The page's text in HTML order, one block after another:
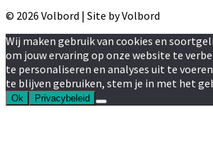
© 2026 Volbord | Site by Volbord
Wij maken gebruik van cookies en
om jouw ervaring op onze website te
te personaliseren en analyses uit te
te blijven gebruiken, stem je in met het
Ok Privacybeleid